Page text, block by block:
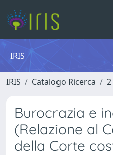
IRIS
IRIS Catalogo Ricerca
Burocrazia e
(Relazione al
della Corte